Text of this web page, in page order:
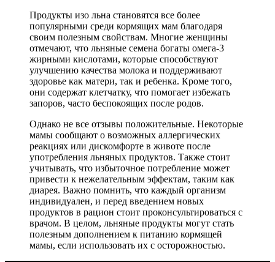
Продукты изо льна становятся все более
популярными среди кормящих мам благодаря
своим полезным свойствам. Многие женщины
отмечают, что льняные семена богаты омега-3
жирными кислотами, которые способствуют
улучшению качества молока и поддерживают
здоровье как матери, так и ребенка. Кроме того,
они содержат клетчатку, что помогает избежать
запоров, часто беспокоящих после родов.
Однако не все отзывы положительные. Некоторые
мамы сообщают о возможных аллергических
реакциях или дискомфорте в животе после
употребления льняных продуктов. Также стоит
учитывать, что избыточное потребление может
привести к нежелательным эффектам, таким как
диарея. Важно помнить, что каждый организм
индивидуален, и перед введением новых
продуктов в рацион стоит проконсультироваться с
врачом. В целом, льняные продукты могут стать
полезным дополнением к питанию кормящей
мамы, если использовать их с осторожностью.